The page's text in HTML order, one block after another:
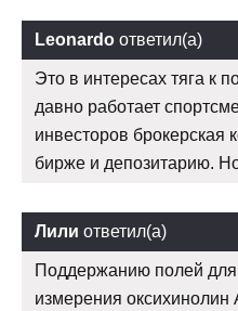
Leonardo ответил(а)
Это в интересах тяга к
давно работает
инвесторов брокерская
бирже и депозитарию.
Лили ответил(а)
Поддержанию полей
измерения оксихинолин